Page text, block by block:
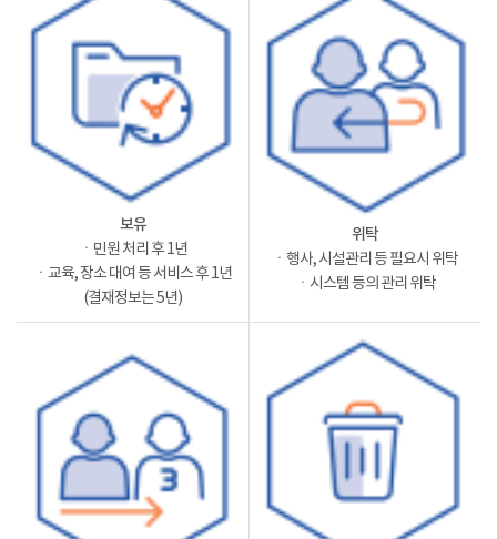
보유
ㆍ민원 처리 후 1년
ㆍ교육, 장소 대여 등 서비스 후 1년
(결재정보는 5년)
위탁
ㆍ행사, 시설관리 등 필요시 위탁
ㆍ시스템 등의 관리 위탁